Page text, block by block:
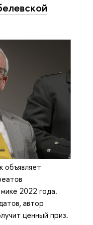
объявляет
2022 года.
автор
ценный приз.